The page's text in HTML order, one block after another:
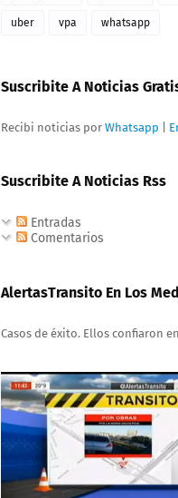
uber vpa whatsapp
Suscribite A Noticias
Recibi noticias por Whatsapp
Suscribite A Noticias Rss
Entradas
Comentarios
AlertasTransito En Los
Casos de éxito. Ellos confiaron